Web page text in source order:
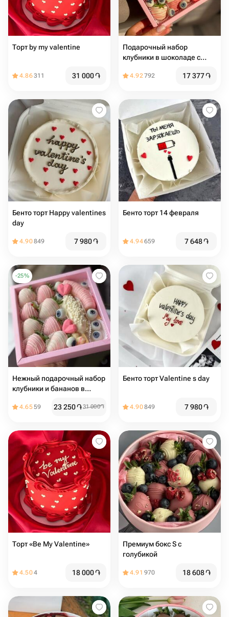
Торт ️️️️by my valentine
4.86311 31 000֏
Подарочный набор
клубники в шоколаде с
4.92792 17 377֏
Бенто торт Happy valentines
day
4.90849 7 980֏
Бенто торт 14 февраля
4.94659 7 648֏
-25%
Нежный подарочный набор
клубники и бананов в
4.6559 23 250֏31 000֏
Бенто торт Valentine s day
4.90849 7 980֏
Торт «Be My Valentine»
4.504 18 000֏
Премиум бокс S с
голубикой
4.91 970 18 608֏